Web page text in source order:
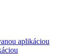
aplikáciou